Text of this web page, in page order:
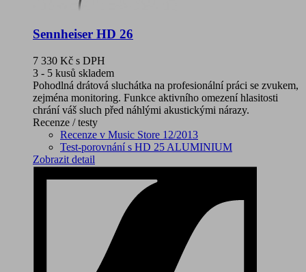
Sennheiser HD 26
7 330 Kč s DPH
3 - 5 kusů skladem
Pohodlná drátová sluchátka na profesionální práci se zvukem,
zejména monitoring. Funkce aktivního omezení hlasitosti
chrání váš sluch před náhlými akustickými nárazy.
Recenze / testy
Recenze v Music Store 12/2013
Test-porovnání s HD 25 ALUMINIUM
Zobrazit detail